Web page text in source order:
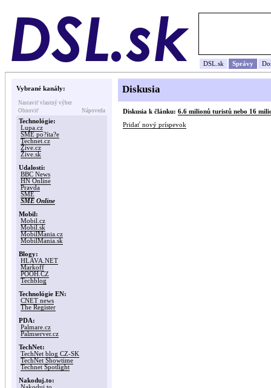
DSL.sk Správy
Vybrané kanály:
Nastaviť vlastný výber
Obnoviť
Nápoveda
Technológie:
Lupa.cz
SME po?íta?e
Technet.cz
Žive.cz
Žive.sk
Udalosti:
BBC News
HN Online
Pravda
SME
SME Online
Mobil:
Mobil.cz
Mobil.sk
MobilMania.cz
MobilMania.sk
Blogy:
HLAVA.NET
Markoff
POOH.CZ
Techblog
Technológie EN:
CNET news
The Register
PDA:
Palmare.cz
Palmserver.cz
TechNet:
TechNet blog CZ-SK
TechNet Showtime
Technet Spotlight
Nakoduj.to:
Diskusia
Diskusia k článku: 6.6 milionů turistů nebo 16
Pridať nový príspevok